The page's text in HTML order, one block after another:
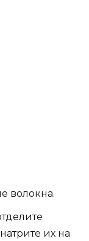
волокна.
их на